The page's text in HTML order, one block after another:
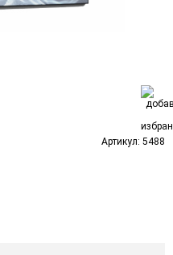
Артикул: 5488